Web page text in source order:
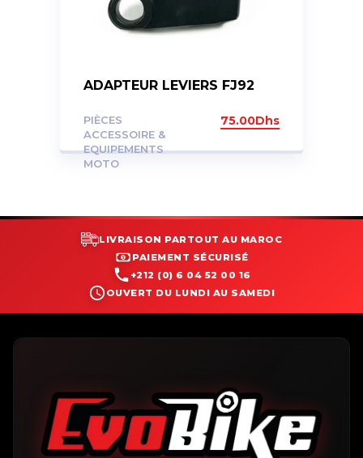
ADAPTEUR LEVIERS FJ92
PIÈCES
ACCESSOIRE &
EQUIPEMENTS
MOTO
75.00Dhs
LIVRAISON PARTOUT AU MAROC
PAIEMENT SÉCURISÉ
+212 (0) 6 04 52 00 16
OUVERT DU LUNDI AU SAMEDI